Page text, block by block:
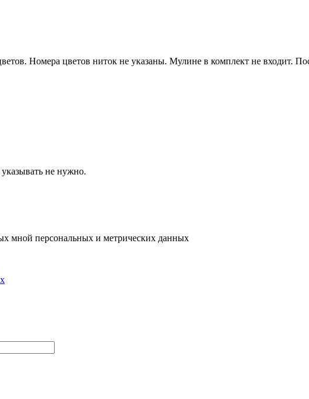
Номера цветов ниток не указаны. Мулине в комплект не входит.
не нужно.
мной персональных и метрических данных